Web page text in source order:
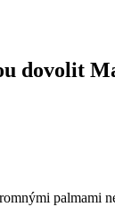
dovolit
palmami